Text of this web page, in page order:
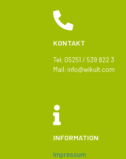
KONTAKT
Tel: 05251 / 539 822 3
Mail: info@wikult.com
INFORMATION
Impressum